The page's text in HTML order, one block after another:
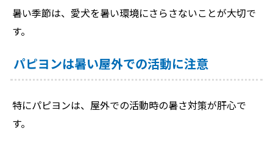
暑い季節は、愛犬を暑い環境にさらさないことが大切で
す。
パピヨンは暑い屋外での活動に注意
特にパピヨンは、屋外での活動時の暑さ対策が肝心で
す。